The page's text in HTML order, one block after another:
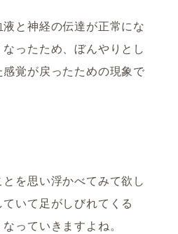
と神経の伝達が正常にな
ったため、ぼんやりとし
覚が戻ったための現象で
を思い浮かべてみて欲し
いて足がしびれてくる
っていきますよね。